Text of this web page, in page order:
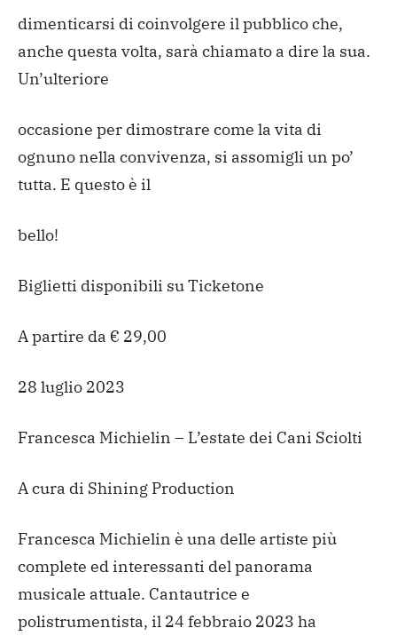
dimenticarsi di coinvolgere il pubblico che,
anche questa volta, sarà chiamato a dire la sua.
Un’ulteriore
occasione per dimostrare come la vita di
ognuno nella convivenza, si assomigli un po’
tutta. E questo è il
bello!
Biglietti disponibili su Ticketone
A partire da € 29,00
28 luglio 2023
Francesca Michielin – L’estate dei Cani Sciolti
A cura di Shining Production
Francesca Michielin è una delle artiste più
complete ed interessanti del panorama
musicale attuale. Cantautrice e
polistrumentista, il 24 febbraio 2023 ha